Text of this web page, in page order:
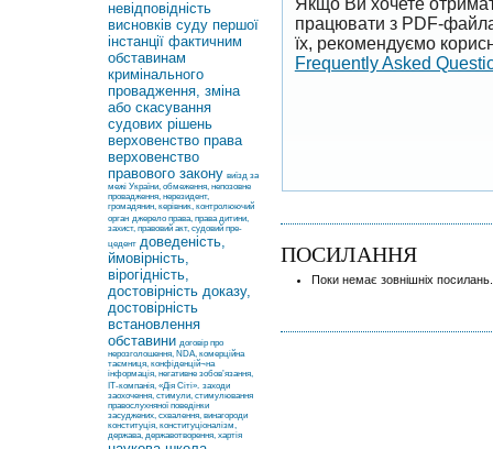
невідповідність
висновків суду першої
інстанції фактичним
обставинам
кримінального
провадження, зміна
або скасування
судових рішень
верховенство права
верховенство
правового закону виїзд за
межі України, обмеження, непозовне
провадження, нерезидент,
громадянин, керівник, контролюючий
орган джерело права, права дитини,
захист, правовий акт, судовий пре-
цедент доведеність,
ймовірність,
вірогідність,
достовірність доказу,
достовірність
встановлення
обставини договір про
нерозголошення, NDA, комерційна
таємниця, конфіденцій¬на
інформація, негативне зобов’язання,
ІТ-компанія, «Дія Сіті». заходи
заохочення, стимули, стимулювання
правослухняної поведінки
засуджених, схвалення, винагороди
конституція, конституціоналізм,
держава, державотворення, хартія
Якщо Ви хочете
працювати з PDF-
їх, рекомендуємо
Frequently Asked
ПОСИЛАННЯ
Поки немає зовнішніх посилань.